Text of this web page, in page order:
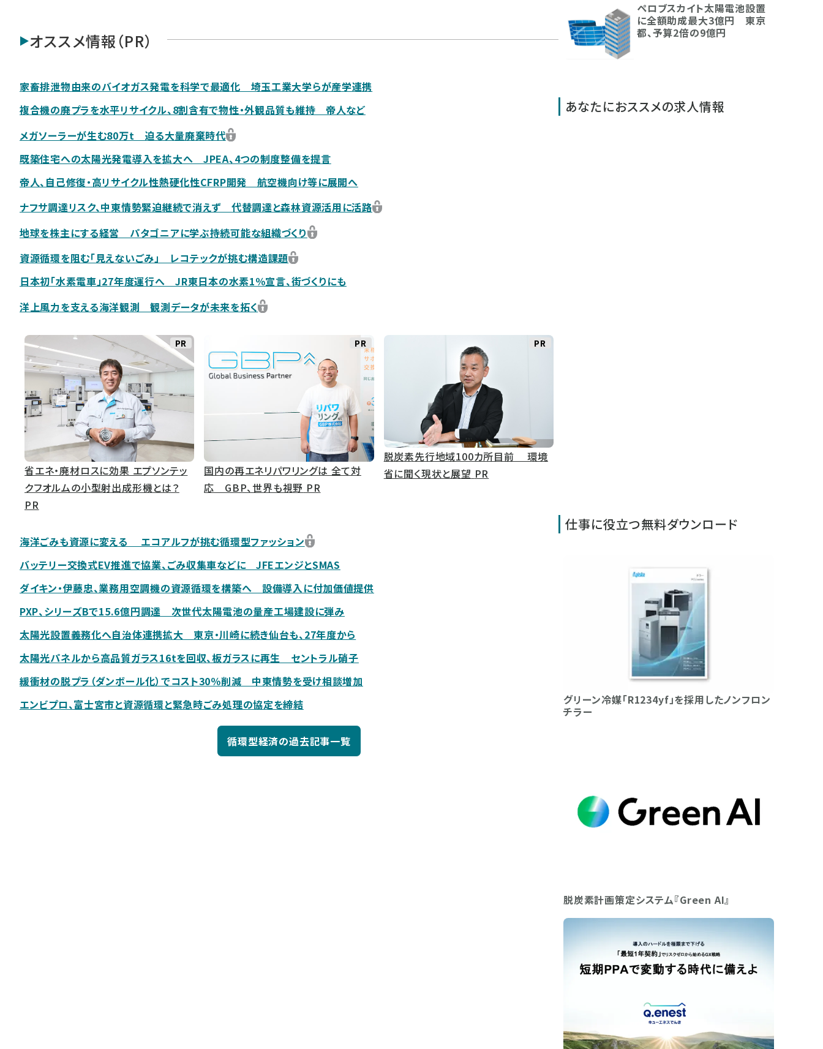
オススメ情報（PR）
家畜排泄物由来のバイオガス発電を科学で最適化 埼玉工業大学らが産学連携
複合機の廃プラを水平リサイクル、8割含有で物性・外観品質も維持 帝人など
メガソーラーが生む80万t 迫る大量廃棄時代
既築住宅への太陽光発電導入を拡大へ JPEA、4つの制度整備を提言
帝人、自己修復・高リサイクル性熱硬化性CFRP開発 航空機向け等に展開へ
ナフサ調達リスク、中東情勢緊迫継続で消えず 代替調達と森林資源活用に活路
地球を株主にする経営 パタゴニアに学ぶ持続可能な組織づくり
資源循環を阻む「見えないごみ」 レコテックが挑む構造課題
日本初「水素電車」27年度運行へ JR東日本の水素1％宣言、街づくりにも
洋上風力を支える海洋観測 観測データが未来を拓く
PR
省エネ・廃材ロスに効果 エプソンテッ
クフオルムの小型射出成形機とは？
PR
PR
国内の再エネリパワリングは 全て対
応 GBP、世界も視野 PR
PR
脱炭素先行地域100カ所目前 環境
省に聞く現状と展望 PR
海洋ごみも資源に変える エコアルフが挑む循環型ファッション
バッテリー交換式EV推進で協業、ごみ収集車などに JFEエンジとSMAS
ダイキン・伊藤忠、業務用空調機の資源循環を構築へ 設備導入に付加価値提供
PXP、シリーズBで15.6億円調達 次世代太陽電池の量産工場建設に弾み
太陽光設置義務化へ自治体連携拡大 東京・川崎に続き仙台も、27年度から
太陽光パネルから高品質ガラス16tを回収、板ガラスに再生 セントラル硝子
緩衝材の脱プラ（ダンボール化）でコスト30％削減 中東情勢を受け相談増加
エンビプロ、富士宮市と資源循環と緊急時ごみ処理の協定を締結
循環型経済の過去記事一覧
ペロブスカイト太陽電池設置
に全額助成最大3億円 東京
都、予算2倍の9億円
あなたにおススメの求人情報
仕事に役立つ無料ダウンロード
グリーン冷媒「R1234yf」を採用したノンフロン
チラー
脱炭素計画策定システム『Green AI』